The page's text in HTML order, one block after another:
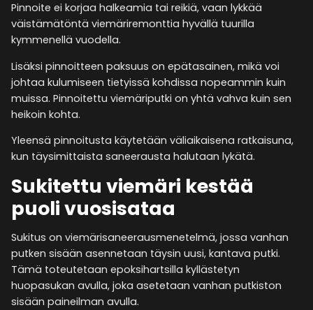
Pinnoite ei korjaa halkeamia tai reikiä, vaan lykkää
väistämätöntä viemäriremonttia hyvällä tuurilla
kymmenellä vuodella.
Lisäksi pinnoitteen paksuus on epätasainen, mikä voi
johtaa kulumiseen tietyissä kohdissa nopeammin kuin
muissa. Pinnoitettu viemäriputki on yhtä vahva kuin sen
heikoin kohta.
Yleensä pinnoitusta käytetään väliaikaisena ratkaisuna,
kun täysimittaista saneerausta halutaan lykätä.
Sukitettu viemäri kestää
puoli vuosisataa
Sukitus on viemärisaneerausmenetelmä, jossa vanhan
putken sisään asennetaan täysin uusi, kantava putki.
Tämä toteutetaan epoksihartsilla kyllästetyn
huopasukan avulla, joka asetetaan vanhan putkiston
sisään paineilman avulla.